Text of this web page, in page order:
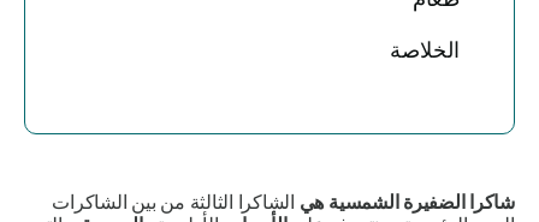
الخلاصة
شاكرا الضفيرة الشمسيةهيالشاكرا الثالثة من بين الشاكرات